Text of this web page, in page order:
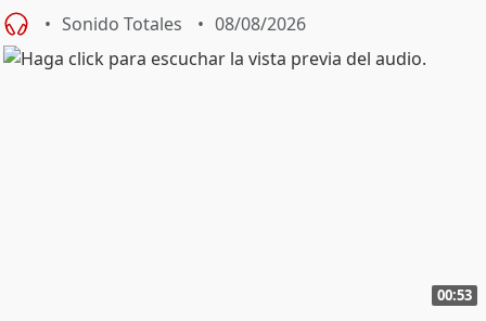
Sonido Totales 08/08/2026
00:53